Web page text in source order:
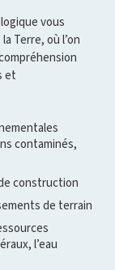
vous
Terre, où l’on
et
contaminés,
construction
de terrain
l’eau